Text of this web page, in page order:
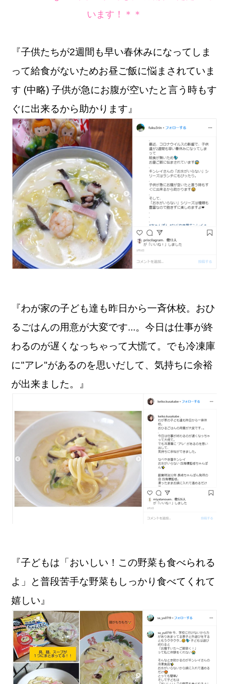
います！＊＊
『子供たちが2週間も早い春休みになってしま
って給食がないためお昼ご飯に悩まされていま
す (中略) 子供が急にお腹が空いたと言う時もす
ぐに出来るから助かります』
『わが家の子ども達も昨日から一斉休校。おひ
るごはんの用意が大変です...。今日は仕事が終
わるのが遅くなっちゃって大慌て。でも冷凍庫
に"アレ"があるのを思いだして、気持ちに余裕
が出来ました。』
『子どもは「おいしい！この野菜も食べられる
よ」と普段苦手な野菜もしっかり食べてくれて
嬉しい』